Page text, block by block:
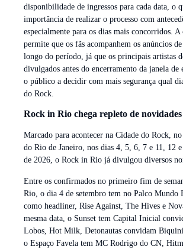
disponibilidade de ingressos para cada data, o
importância de realizar o processo com
especialmente para os dias mais concorridos.
permite que os fãs acompanhem os anúncios de
longo do período, já que os principais artistas
divulgados antes do encerramento da janela de
o público a decidir com mais segurança qual
do Rock.
Rock in Rio chega repleto de novidades
Marcado para acontecer na Cidade do Rock,
do Rio de Janeiro, nos dias 4, 5, 6, 7 e 11, 12
de 2026, o Rock in Rio já divulgou diversos
Entre os confirmados no primeiro fim de
Rio, o dia 4 de setembro tem no Palco Mundo
como headliner, Rise Against, The Hives e
mesma data, o Sunset tem Capital Inicial
Lobos, Hot Milk, Detonautas convidam
o Espaço Favela tem MC Rodrigo do CN,